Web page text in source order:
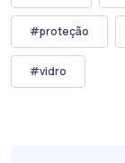
#proteção
#vidro